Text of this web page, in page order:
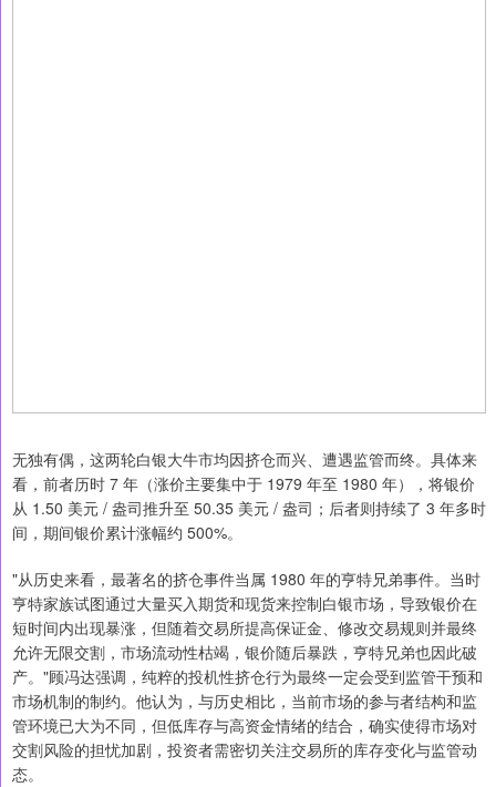
无独有偶，这两轮白银大牛市均因挤仓而兴、遭遇监管而终。具体来
看，前者历时 7 年（涨价主要集中于 1979 年至 1980 年），将银价
从 1.50 美元 / 盎司推升至 50.35 美元 / 盎司；后者则持续了 3 年多时
间，期间银价累计涨幅约 500%。
"从历史来看，最著名的挤仓事件当属 1980 年的亨特兄弟事件。当时
亨特家族试图通过大量买入期货和现货来控制白银市场，导致银价在
短时间内出现暴涨，但随着交易所提高保证金、修改交易规则并最终
允许无限交割，市场流动性枯竭，银价随后暴跌，亨特兄弟也因此破
产。"顾冯达强调，纯粹的投机性挤仓行为最终一定会受到监管干预和
市场机制的制约。他认为，与历史相比，当前市场的参与者结构和监
管环境已大为不同，但低库存与高资金情绪的结合，确实使得市场对
交割风险的担忧加剧，投资者需密切关注交易所的库存变化与监管动
态。